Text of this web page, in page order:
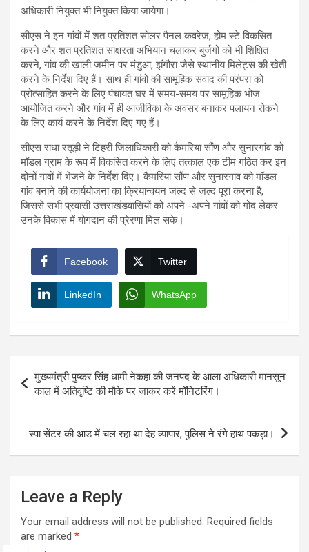
अधिकारी नियुक्त भी नियुक्त किया जायेगा।
सीएस ने इन गांवों में शत प्रतिशत सोलर पैनल कवरेज, होम स्टे विकसित
करने और शत प्रतिशत साक्षरता अभियान चलाकर बुर्जगों को भी शिक्षित
करने, गांव की खाली जमीन पर मंडुआ, झंगौरा जैसे स्थानीय मिलेट्स की खेती
करने के निर्देश दिए हैं। साथ ही गांवों की सामूहिक संवाद की परंपरा को
प्रोत्साहित करने के लिए पंचायत घर में समय-समय पर सामूहिक भोज
आयोजित करने और गांव में ही आजीविका के अवसर बनाकर पलायन रोकने
के लिए कार्य करने के निर्देश दिए गए हैं।
सीएस राधा रतूड़ी ने टिहरी जिलाधिकारी को कैमरिया सौंण और सुनारगांव को
मॉडल ग्राम के रूप में विकसित करने के लिए तत्काल एक टीम गठित कर इन
दोनों गांवों में भेजने के निर्देश दिए। कैमरिया सौंण और सुनारगांव को मॉडल
गांव बनाने की कार्ययोजना का क्रियान्वयन जल्द से जल्द पूरा करना है,
जिससे सभी प्रवासी उत्तराखंडवासियों को अपने -अपने गांवों को गोद लेकर
उनके विकास में योगदान की प्रेरणा मिल सके।
Facebook Twitter
LinkedIn WhatsApp
navigation
मुख्यमंत्री पुष्कर सिंह धामी नेकहा की जनपद के आला अधिकारी मानसून
काल में अतिवृष्टि की मौके पर जाकर करें मॉनिटरिंग।
स्पा सेंटर की आड में चल रहा था देह व्यापार, पुलिस ने रंगे हाथ पकड़ा।
Leave a Reply
Your email address will not be published. Required fields
are marked *